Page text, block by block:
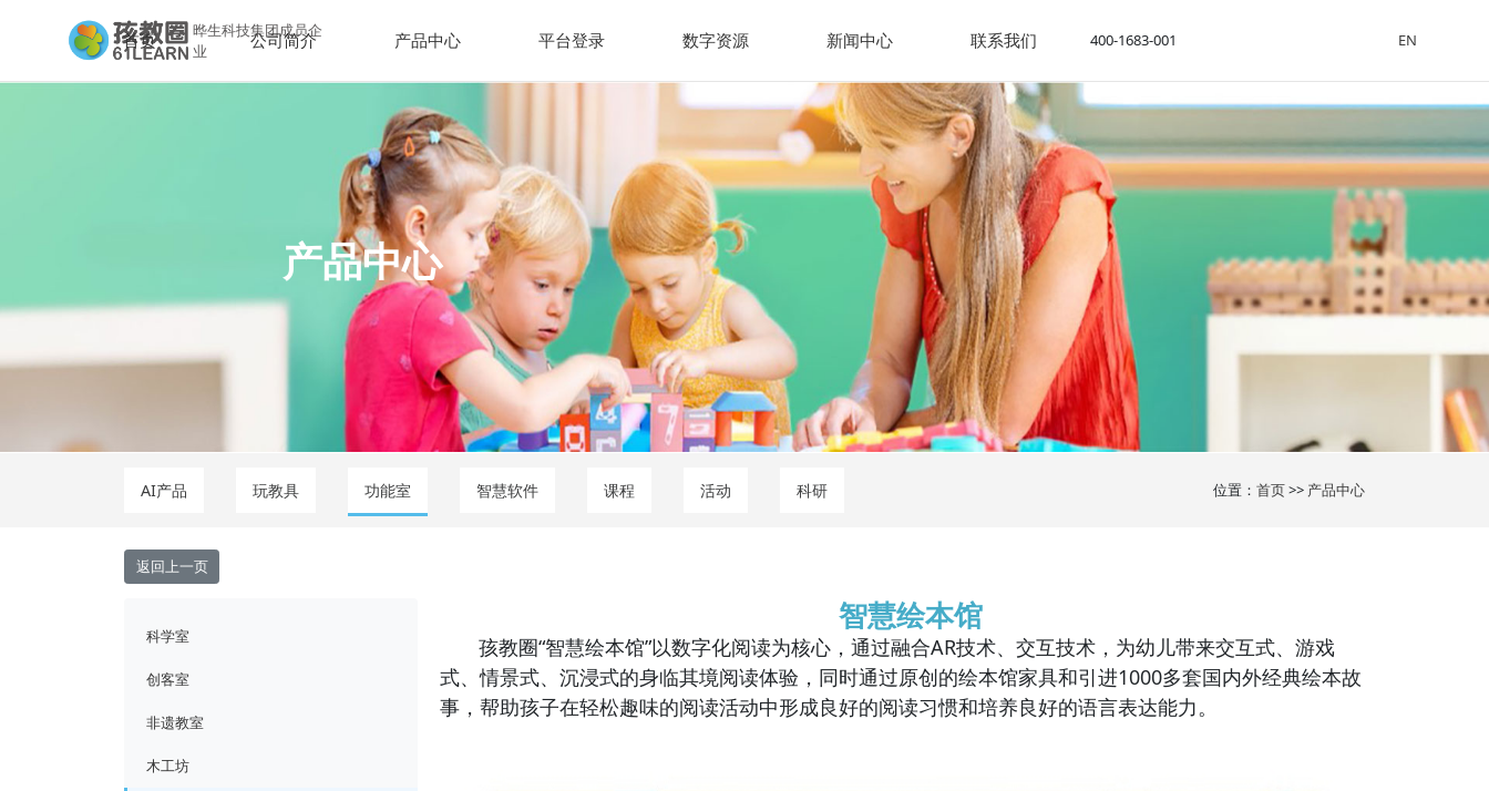
晔生科技集团成员企
业
首页 公司简介 产品中心 平台登录 数字资源 新闻中心 联系我们 400-1683-001 EN
产品中心
AI产品 玩教具 功能室 智慧软件 课程 活动 科研 位置：首页>> 产品中心
返回上一页
科学室
创客室
非遗教室
木工坊
智慧绘本馆
孩教圈“智慧绘本馆”以数字化阅读为核心，通过融合AR技术、交互技术，为幼儿带来交互式、游戏
式、情景式、沉浸式的身临其境阅读体验，同时通过原创的绘本馆家具和引进1000多套国内外经典绘本故
事，帮助孩子在轻松趣味的阅读活动中形成良好的阅读习惯和培养良好的语言表达能力。